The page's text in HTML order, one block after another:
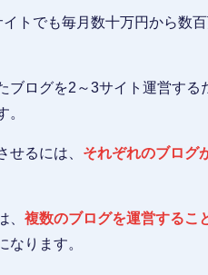
トでも毎月数十万円から数
ブログを2～3サイト運営す
。
せるには、 それぞれのブログ
、 複数のブログを運営するこ
なります。